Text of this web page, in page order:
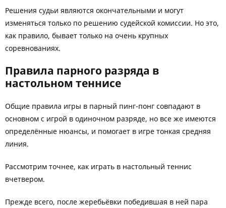
Решения судьи являются окончательными и могут
изменяться только по решению судейской комиссии. Но это,
как правило, бывает только на очень крупных
соревнованиях.
Правила парного разряда в
настольном теннисе
Общие правила игры в парный пинг-понг совпадают в
основном с игрой в одиночном разряде, но все же имеются
определённые нюансы, и помогает в игре тонкая средняя
линия.
Рассмотрим точнее, как играть в настольный теннис
вчетвером.
Прежде всего, после жеребьёвки победившая в ней пара